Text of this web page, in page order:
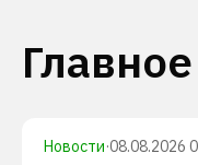
Главное
Новости·08.08.2026